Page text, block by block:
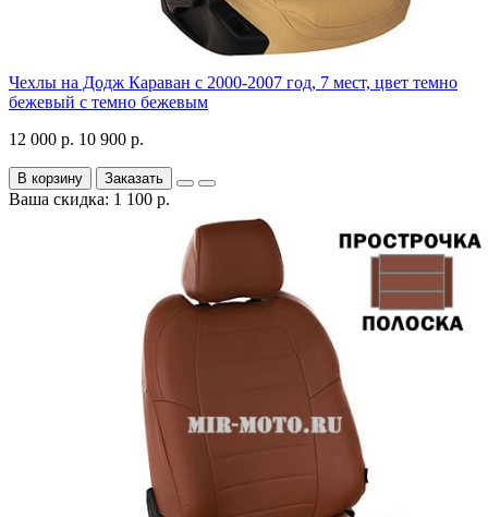
Чехлы на Додж Караван с 2000-2007 год, 7 мест, цвет темно
бежевый с темно бежевым
12 000 р. 10 900 р.
В корзину Заказать
Ваша скидка: 1 100 р.